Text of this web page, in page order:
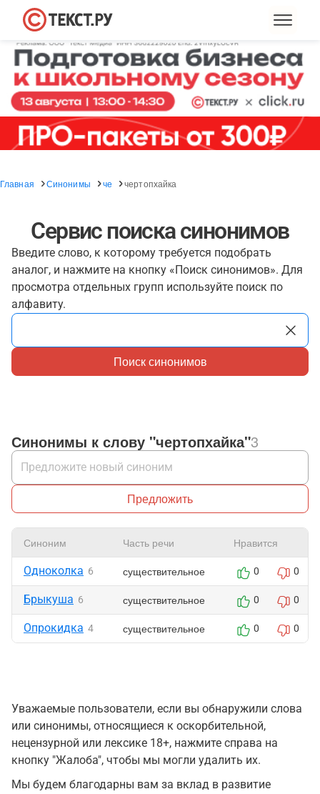
Главная Синонимы че чертопхайка
Сервис поиска синонимов
Введите слово, к которому требуется подобрать
аналог, и нажмите на кнопку «Поиск синонимов». Для
просмотра отдельных групп используйте поиск по
алфавиту.
Поиск синонимов
Синонимы к слову "чертопхайка"3
Предложить
Синоним Часть речи Нравится
Одноколка 6 существительное 0 0
Брыкуша 6 существительное 0 0
Опрокидка 4 существительное 0 0
Уважаемые пользователи, если вы обнаружили слова
или синонимы, относящиеся к оскорбительной,
нецензурной или лексике 18+, нажмите справа на
кнопку "Жалоба", чтобы мы могли удалить их.
Мы будем благодарны вам за вклад в развитие